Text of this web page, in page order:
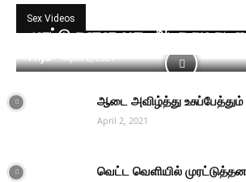
Sex Videos
முரட்டு தனமா ஷாட் அடிக்கும்
Priya - April 2, 2021
ஆடை அவிழ்த்து
April 2, 2021
வெட்ட வெளியில்